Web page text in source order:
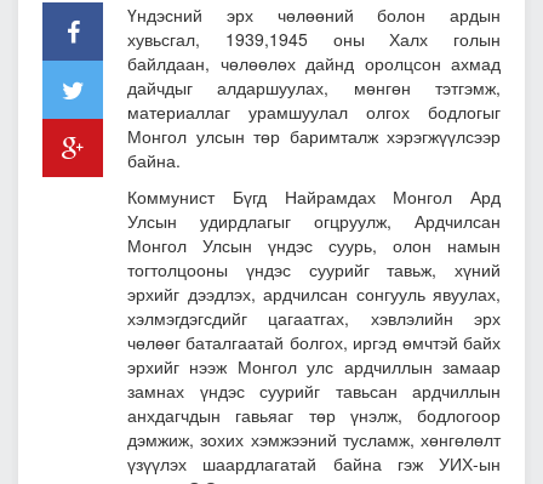
Үндэсний эрх чөлөөний болон ардын
хувьсгал, 1939,1945 оны Халх голын
байлдаан, чөлөөлөх дайнд оролцсон ахмад
дайчдыг алдаршуулах, мөнгөн тэтгэмж,
материаллаг урамшуулал олгох бодлогыг
Монгол улсын төр баримталж хэрэгжүүлсээр
байна.
Коммунист Бүгд Найрамдах Монгол Ард
Улсын удирдлагыг огцруулж, Ардчилсан
Монгол Улсын үндэс суурь, олон намын
тогтолцооны үндэс суурийг тавьж, хүний
эрхийг дээдлэх, ардчилсан сонгууль явуулах,
хэлмэгдэгсдийг цагаатгах, хэвлэлийн эрх
чөлөөг баталгаатай болгох, иргэд өмчтэй байх
эрхийг нээж Монгол улс ардчиллын замаар
замнах үндэс суурийг тавьсан ардчиллын
анхдагчдын гавьяаг төр үнэлж, бодлогоор
дэмжиж, зохих хэмжээний тусламж, хөнгөлөлт
үзүүлэх шаардлагатай байна гэж УИХ-ын